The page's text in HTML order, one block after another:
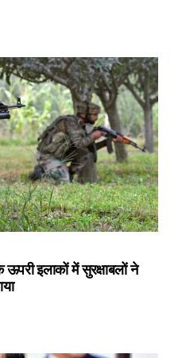
इलाकों में सुरक्षाबलों ने